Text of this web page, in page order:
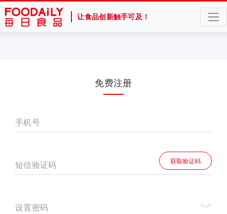
让食品创新触手可及！
免费注册
手机号
短信验证码 获取验证码
设置密码